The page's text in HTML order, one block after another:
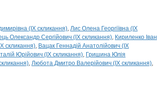
(IX скликання) Лис Олена Георгіївна (IX
Олександр Сергійович (IX скликання) Кириленко Іван
скликання) Вацак Геннадій Анатолійович (IX
Юрійович (IX скликання) Гришина Юлія
Любота Дмитро Валерійович (IX скликання)